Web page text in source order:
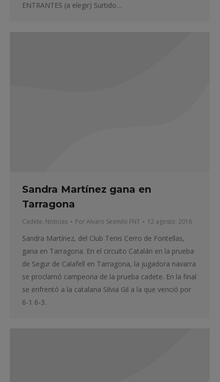
ENTRANTES (a elegir) Surtido…
Sandra Martínez gana en
Tarragona
Cadete, Noticias PorAlvaro Sexmilo FNT 12 agosto, 2016
Sandra Martínez, del Club Tenis Cerro de Fontellas,
gana en Tarragona. En el circuito Catalán en la prueba
de Segur de Calafell en Tarragona, la jugadora navarra
se proclamó campeona de la prueba cadete. En la final
se enfrentó a la catalana Silvia Gil a la que venció por
6-1 6-3.